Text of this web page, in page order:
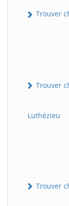
Trouver
Trouver
Luthézieu
Trouver